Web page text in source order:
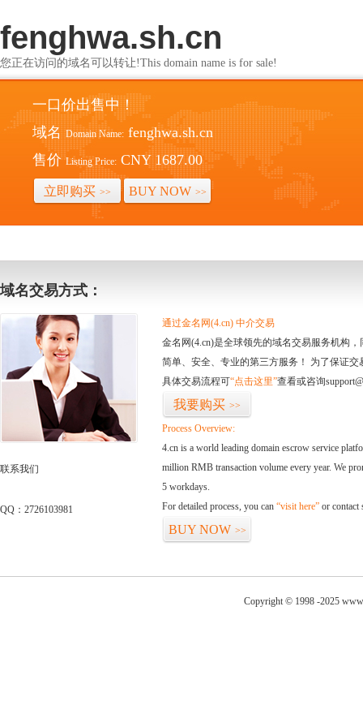
fenghwa.sh.cn
您正在访问的域名可以转让!This domain name is for sale!
一口价出售中！
域名 Domain Name: fenghwa.sh.cn
售价 Listing Price: CNY 1687.00
立即购买 >> BUY NOW >>
域名交易方式：
联系我们
QQ：2726103981
通过金名网(4.cn) 中介交易
金名网(4.cn)是全球领先的域名交易服务机构
简单、安全、专业的第三方服务！ 为了保证
具体交易流程可“点击这里”查看或咨询
我要购买 >>
Process Overview:
4.cn is a world leading domain escrow service
million RMB transaction volume every year. We
5 workdays.
For detailed process, you can “visit here” or contact
BUY NOW >>
Copyright © 1998 -2025